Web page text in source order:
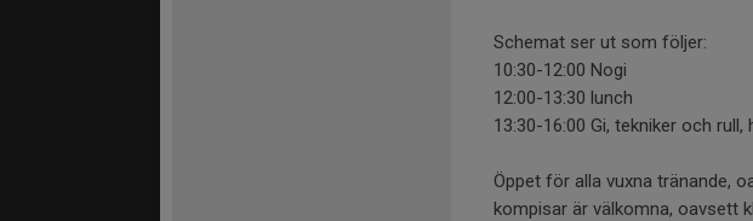
Schemat ser ut som följer:
10:30-12:00 Nogi
12:00-13:30 lunch
13:30-16:00 Gi, tekniker och
Öppet för alla vuxna tränande,
kompisar är välkomna, oavsett